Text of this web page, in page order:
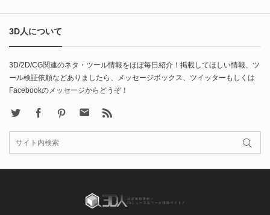
3D人について
3D/2D/CG関連のネタ・ツール情報をほぼ毎日紹介！掲載してほしい情報、ツ
ール検証依頼などありましたら、メッセージボックス、ツイッターもしくは
Facebookのメッセージからどうぞ！
FacebookPinterest Contact